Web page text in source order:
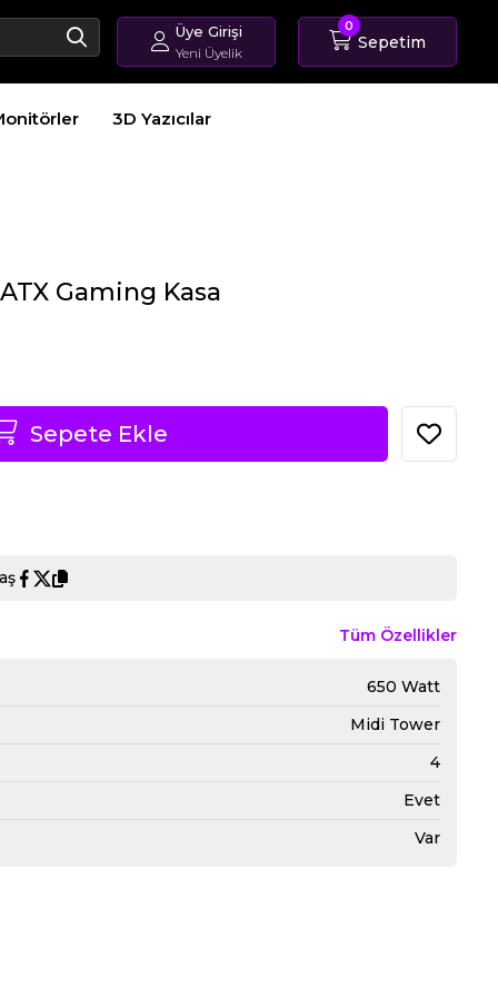
Üye Girişi
Yeni Üyelik
Üye Ol
0
Sepetim
3D Yazıcılar
Gaming Kasa
Sepete Ekle
Tüm Özellikler
650 Watt
Midi Tower
4
Evet
Var